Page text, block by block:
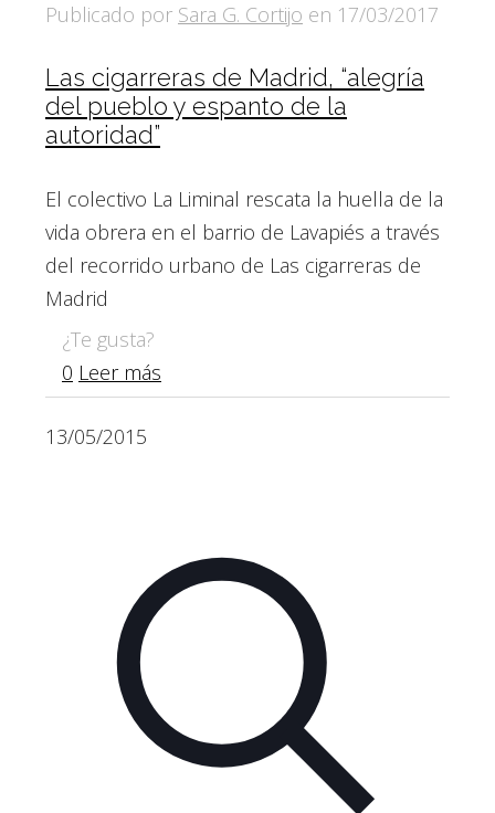
Publicado por Sara G. Cortijo en 17/03/2017
Las cigarreras de Madrid, “alegría
del pueblo y espanto de la
autoridad”
El colectivo La Liminal rescata la huella de la
vida obrera en el barrio de Lavapiés a través
del recorrido urbano de Las cigarreras de
Madrid
¿Te gusta?
0 Leer más
13/05/2015